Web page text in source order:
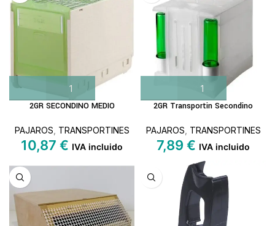
2GR SECONDINO MEDIO
PAJAROS TRANSPORTINES
10,87 € IVA incluido
2GR Transportin Secondino
PAJAROS TRANSPORTINES
7,89 € IVA incluido